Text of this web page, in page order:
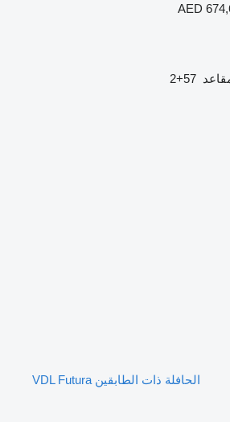
AED
57+2
الحافلة ذات الطابقين VDL Futura